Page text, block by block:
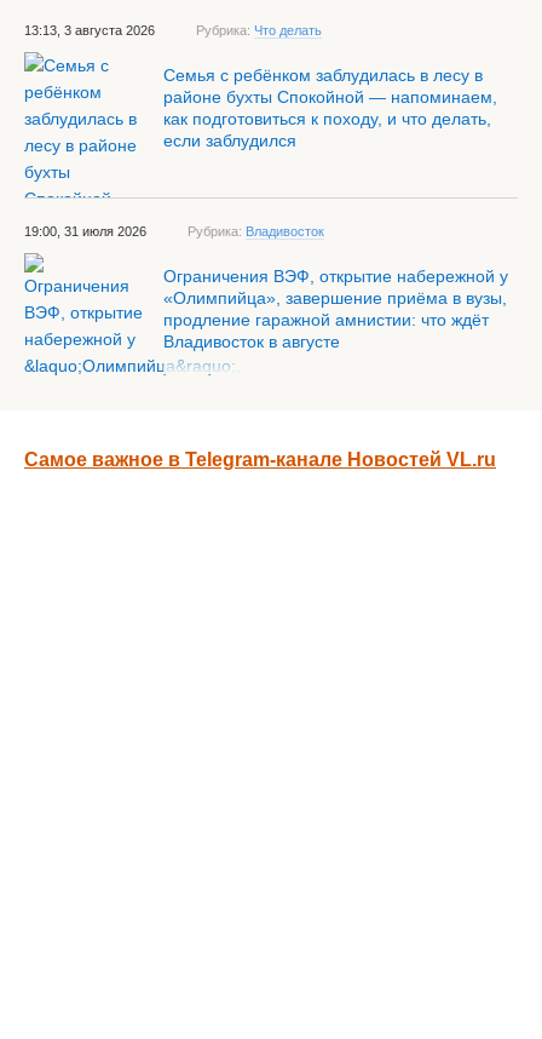
13:13, 3 августа 2026 Рубрика: Что делать
Семья с ребёнком заблудилась в лесу в
районе бухты Спокойной — напоминаем,
как подготовиться к походу, и что делать,
если заблудился
19:00, 31 июля 2026 Рубрика: Владивосток
Ограничения ВЭФ, открытие набережной у
«Олимпийца», завершение приёма в вузы,
продление гаражной амнистии: что ждёт
Владивосток в августе
Самое важное в Telegram-канале Новостей VL.ru